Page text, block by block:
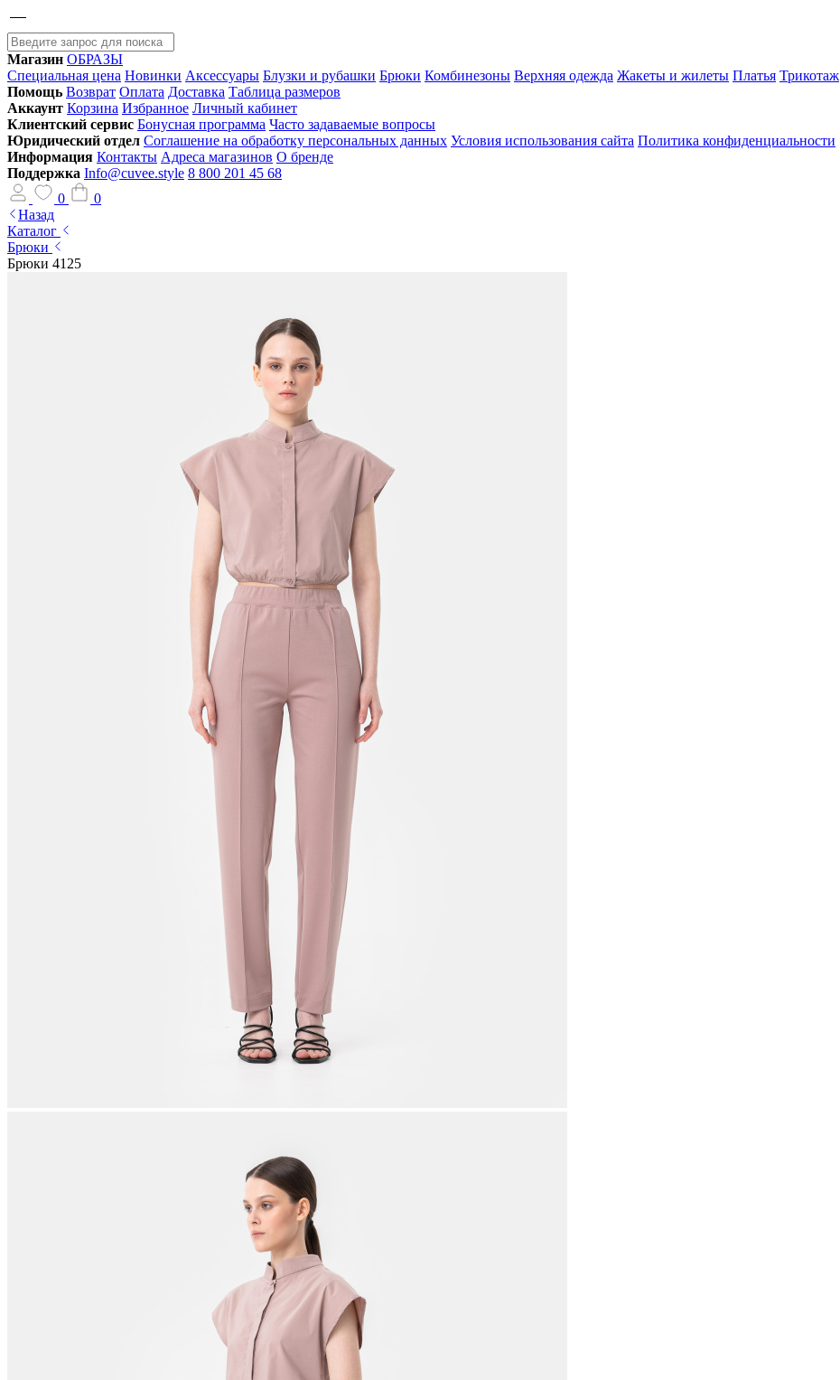
Магазин ОБРАЗЫ
Специальная цена Новинки Аксессуары Блузки и рубашки Брюки Комбинезоны Верхняя одежда Жакеты и жилеты Платья Трикотаж
Помощь Возврат Оплата Доставка Таблица размеров
Аккаунт Корзина Избранное Личный кабинет
Клиентский сервис Бонусная программа Часто задаваемые вопросы
Юридический отдел Соглашение на обработку персональных данных Условия использования сайта Политика конфиденциальности
Информация Контакты Адреса магазинов О бренде
Поддержка Info@cuvee.style 8 800 201 45 68
0
0
Назад
Каталог
Брюки
Брюки 4125